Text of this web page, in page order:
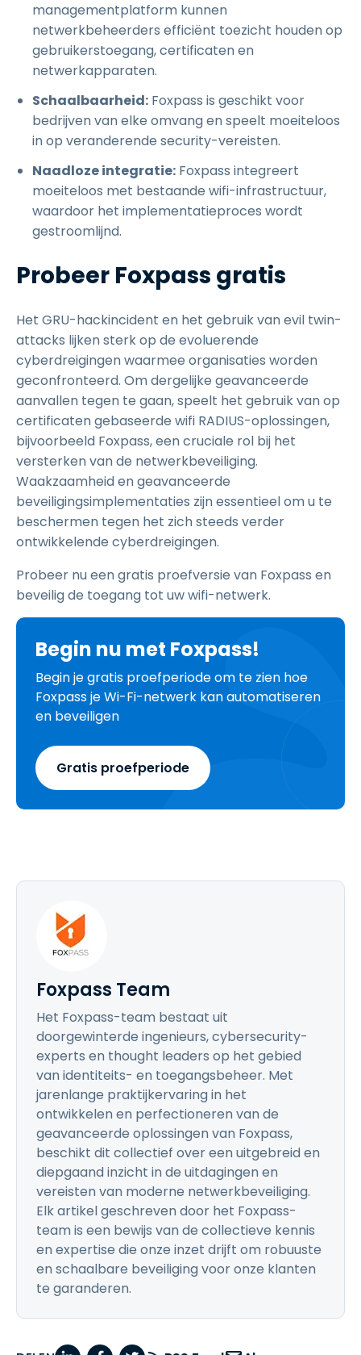
managementplatform kunnen
netwerkbeheerders efficiënt toezicht houden op
gebruikerstoegang, certificaten en
netwerkapparaten.
Schaalbaarheid: Foxpass is geschikt voor
bedrijven van elke omvang en speelt moeiteloos
in op veranderende security-vereisten.
Naadloze integratie: Foxpass integreert
moeiteloos met bestaande wifi-infrastructuur,
waardoor het implementatieproces wordt
gestroomlijnd.
Probeer Foxpass gratis
Het GRU-hackincident en het gebruik van evil twin-
attacks lijken sterk op de evoluerende
cyberdreigingen waarmee organisaties worden
geconfronteerd. Om dergelijke geavanceerde
aanvallen tegen te gaan, speelt het gebruik van op
certificaten gebaseerde wifi RADIUS-oplossingen,
bijvoorbeeld Foxpass, een cruciale rol bij het
versterken van de netwerkbeveiliging.
Waakzaamheid en geavanceerde
beveiligingsimplementaties zijn essentieel om u te
beschermen tegen het zich steeds verder
ontwikkelende cyberdreigingen.
Probeer nu een gratis proefversie van Foxpass en
beveilig de toegang tot uw wifi-netwerk.
Begin nu met Foxpass!
Begin je gratis proefperiode om te zien hoe
Foxpass je Wi-Fi-netwerk kan automatiseren
en beveiligen
Gratis proefperiode
Foxpass Team
Het Foxpass-team bestaat uit
doorgewinterde ingenieurs, cybersecurity-
experts en thought leaders op het gebied
van identiteits- en toegangsbeheer. Met
jarenlange praktijkervaring in het
ontwikkelen en perfectioneren van de
geavanceerde oplossingen van Foxpass,
beschikt dit collectief over een uitgebreid en
diepgaand inzicht in de uitdagingen en
vereisten van moderne netwerkbeveiliging.
Elk artikel geschreven door het Foxpass-
team is een bewijs van de collectieve kennis
en expertise die onze inzet drijft om robuuste
en schaalbare beveiliging voor onze klanten
te garanderen.